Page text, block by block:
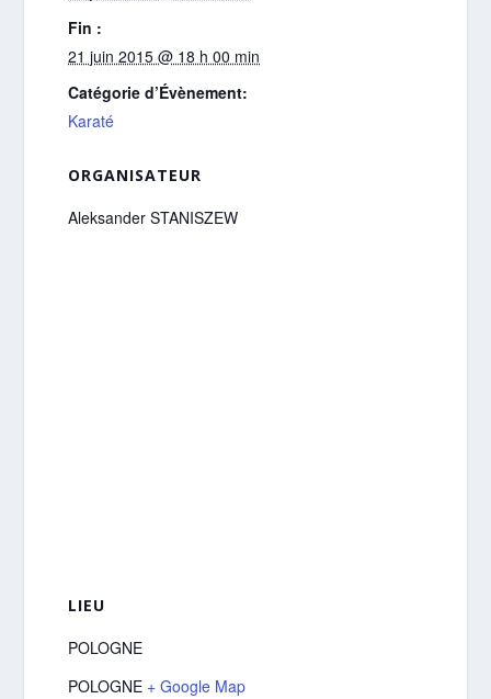
Fin :
21 juin 2015 @ 18 h 00 min
Catégorie d’Évènement:
Karaté
ORGANISATEUR
Aleksander STANISZEW
LIEU
POLOGNE
POLOGNE + Google Map